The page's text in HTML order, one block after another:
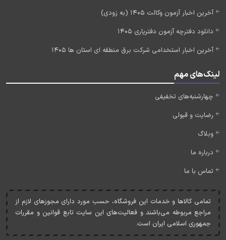
آخرین اخبار آزمون وکالت 1405 (به زودی)
دانلود دفترچه آزمون دفتریاری 1405
آخرین اخبار استخدامی شرکت برق منطقه ای استان ها 1405
لینک‌های مهم
چهارشنبه‌های تخفیفی
رضایت و قبولی
وبلاگ
درباره ما
تماس با ما
تمامی کالاها و خدمات اين فروشگاه، حسب مورد دارای مجوزهای لازم از
مراجع مربوطه می‌باشند و فعاليت‌های اين سايت تابع قوانين و مقررات
جمهوری اسلامی ايران است.